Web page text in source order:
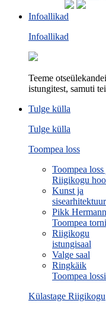
Infoallikad
Infoallikad
Teeme
istungitest, samuti
Tulge külla
Tulge külla
Toompea loss
Toompea loss
Riigikogu
Kunst ja
sisearhitektuur
Pikk
Toompea
Riigikogu
istungisaal
Valge saal
Ringkäik
Toompea
Külastage Riigikogu